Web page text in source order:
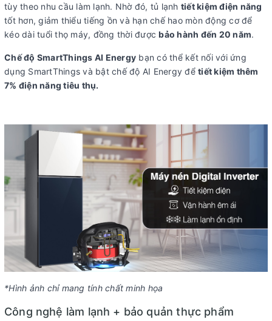
tùy theo nhu cầu làm lạnh. Nhờ đó, tủ lạnh tiết kiệm điện năng
tốt hơn, giảm thiểu tiếng ồn và hạn chế hao mòn động cơ để
kéo dài tuổi thọ máy, đồng thời đượcbảo hành đến 20 năm.
Chế độ SmartThings AI Energy bạn có thể kết nối với ứng
dụng SmartThings và bật chế độ AI Energy để tiết kiệm thêm
7% điện năng tiêu thụ.
*Hình ảnh chỉ mang tính chất minh họa
Công nghệ làm lạnh + bảo quản thực phẩm